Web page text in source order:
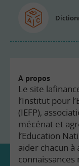
À propos
Le site
l’Institut pour
(IEFP),
mécénat et
l’Education
aider chacun à
connaissances